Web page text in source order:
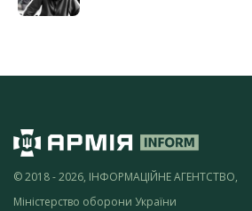
© 2018 - 2026, ІНФОРМАЦІЙНЕ АГЕНТСТВО,
Міністерство оборони України